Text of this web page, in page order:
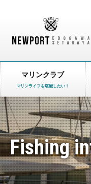
マリンクラブ
マリンライフを堪能したい！
Fishing